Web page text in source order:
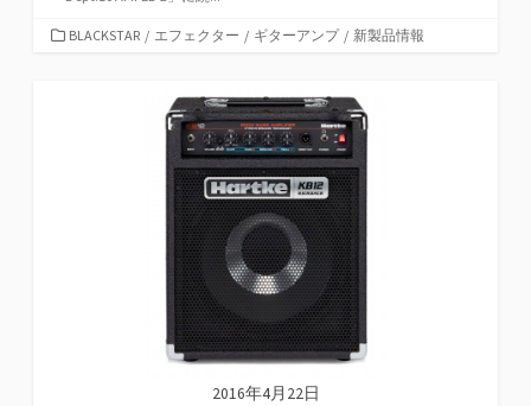
カBLACKSTAR / エフェクター / ギターアンプ / 新製品情報
2016年4月22日